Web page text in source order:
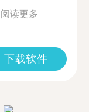
阅读更多
下载软件